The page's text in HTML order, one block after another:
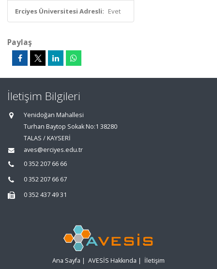
Erciyes Üniversitesi Adresli: Evet
Paylaş
İletişim Bilgileri
Yenidoğan Mahallesi
Turhan Baytop Sokak No:1 38280
TALAS / KAYSERİ
aves@erciyes.edu.tr
0 352 207 66 66
0 352 207 66 67
0 352 437 49 31
Ana Sayfa | AVESİS Hakkında | İletişim